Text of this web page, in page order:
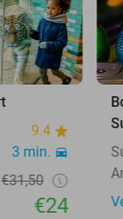
9.4
3 min.
€31,50
€24